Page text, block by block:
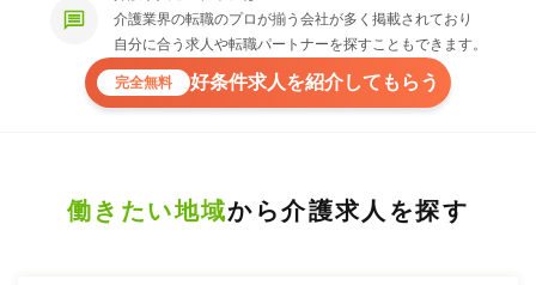
介護業界の転職のプロが揃う会社が多く掲載されており
自分に合う求人や転職パートナーを探すこともできます。
完全無料 好条件求人を紹介してもらう
働きたい地域から介護求人を探す